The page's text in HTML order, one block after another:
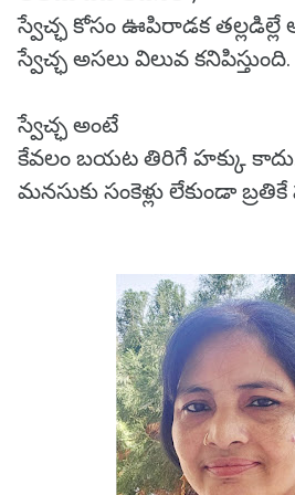
స్వేచ్ఛ కోసం ఊపిరాడక
స్వేచ్ఛ అసలు విలువ కనిపిస్తుంది.
స్వేచ్ఛ అంటే
కేవలం బయట తిరిగే హక్కు
మనసుకు సంకెళ్లు లేకుండా బ్రతికే